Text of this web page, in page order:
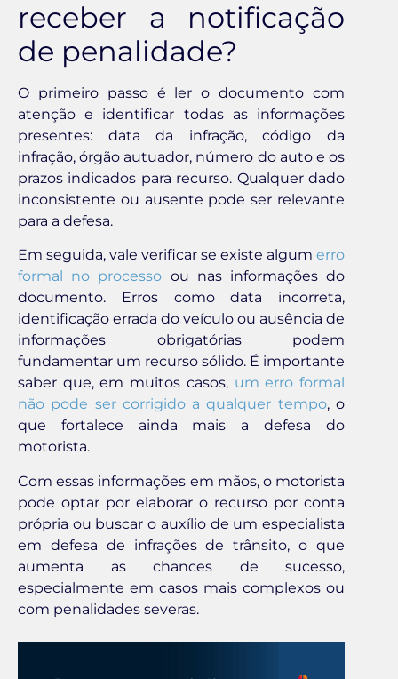
receber a notificação
de penalidade?
O primeiro passo é ler o documento com
atenção e identificar todas as informações
presentes: data da infração, código da
infração, órgão autuador, número do auto e os
prazos indicados para recurso. Qualquer dado
inconsistente ou ausente pode ser relevante
para a defesa.
Em seguida, vale verificar se existe algum erro
formal no processo ou nas informações do
documento. Erros como data incorreta,
identificação errada do veículo ou ausência de
informações obrigatórias podem
fundamentar um recurso sólido. É importante
saber que, em muitos casos, um erro formal
não pode ser corrigido a qualquer tempo, o
que fortalece ainda mais a defesa do
motorista.
Com essas informações em mãos, o motorista
pode optar por elaborar o recurso por conta
própria ou buscar o auxílio de um especialista
em defesa de infrações de trânsito, o que
aumenta as chances de sucesso,
especialmente em casos mais complexos ou
com penalidades severas.